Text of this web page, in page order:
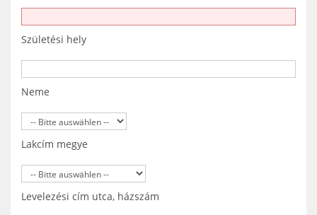
Születési hely
Neme
Lakcím megye
Levelezési cím utca, házszám